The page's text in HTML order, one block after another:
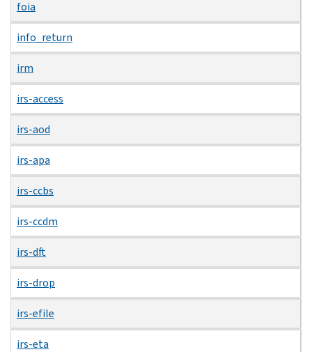
foia
info_return
irm
irs-access
irs-aod
irs-apa
irs-ccbs
irs-ccdm
irs-dft
irs-drop
irs-efile
irs-eta